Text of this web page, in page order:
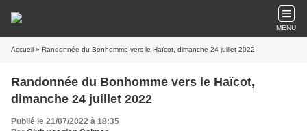
MENU
Accueil » Randonnée du Bonhomme vers le Haïcot, dimanche 24 juillet 2022
Randonnée du Bonhomme vers le Haïcot,
dimanche 24 juillet 2022
Publié le 21/07/2022 à 18:35